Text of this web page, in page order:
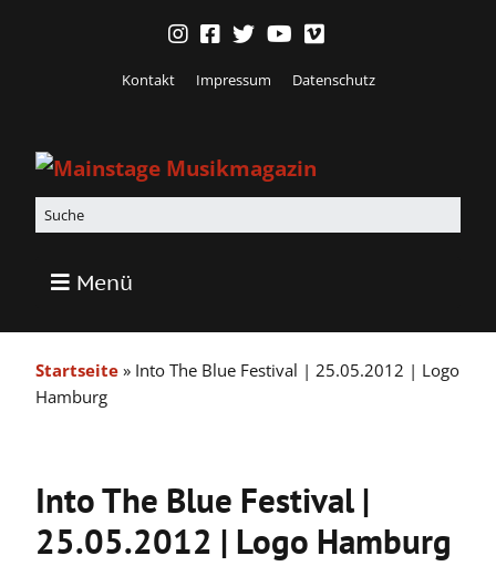
Kontakt Impressum Datenschutz
Menü
Startseite » Into The Blue Festival | 25.05.2012 | Logo
Hamburg
Into The Blue Festival |
25.05.2012 | Logo Hamburg